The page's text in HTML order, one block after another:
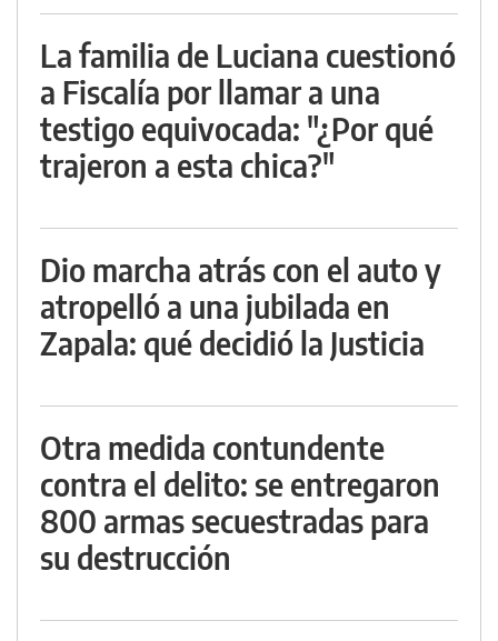
La familia de Luciana cuestionó
a Fiscalía por llamar a una
testigo equivocada: "¿Por qué
trajeron a esta chica?"
Dio marcha atrás con el auto y
atropelló a una jubilada en
Zapala: qué decidió la Justicia
Otra medida contundente
contra el delito: se entregaron
800 armas secuestradas para
su destrucción